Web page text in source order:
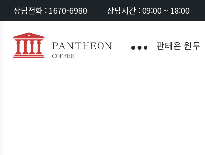
상담전화 : 1670-6980 상담시간 : 09:00 ~ 18:00
판테온 원두